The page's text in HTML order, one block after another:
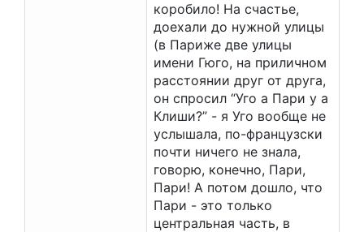
коробило! На счастье,
доехали до нужной улицы
(в Париже две улицы
имени Гюго, на приличном
расстоянии друг от друга,
он спросил “Уго а Пари у а
Клиши?” - я Уго вообще не
услышала, по-французски
почти ничего не знала,
говорю, конечно, Пари,
Пари! А потом дошло, что
Пари - это только
центральная часть, в